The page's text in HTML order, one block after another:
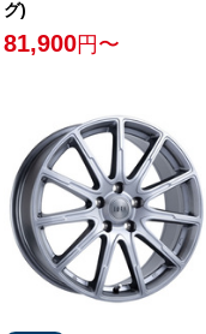
グ)
81,900円〜